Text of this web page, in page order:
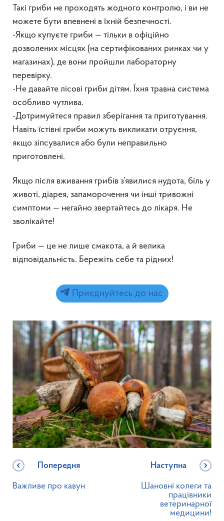
Такі гриби не проходять жодного контролю, і ви не
можете бути впевнені в їхній безпечності.
-Якщо купуєте гриби — тільки в офіційно
дозволених місцях (на сертифікованих ринках чи у
магазинах), де вони пройшли лабораторну
перевірку.
-Не давайте лісові гриби дітям. Їхня травна система
особливо чутлива.
-Дотримуйтеся правил зберігання та приготування.
Навіть їстівні гриби можуть викликати отруєння,
якщо зіпсувалися або були неправильно
приготовлені.
Якщо після вживання грибів з’явилися нудота, біль у
животі, діарея, запаморочення чи інші тривожні
симптоми — негайно звертайтесь до лікаря. Не
зволікайте!
Гриби — це не лише смакота, а й велика
відповідальність. Бережіть себе та рідних!
Приєднуйтесь до нас
Попередня
Важливе про кавун
Наступна
Шановні колеги та
працівники
ветеринарної
медицини!